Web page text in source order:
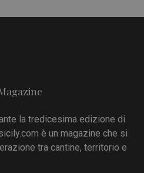
la tredicesima edizione di
è un magazine che si
tra cantine, territorio e